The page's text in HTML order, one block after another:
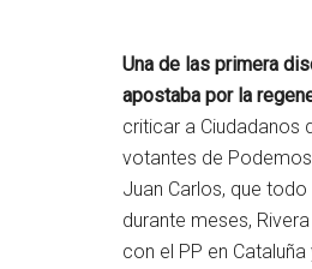
Una de las primera
apostaba por la
criticar a Ciudadanos
votantes de
Juan Carlos, que
durante meses,
con el PP en